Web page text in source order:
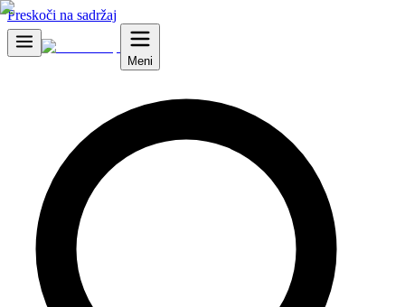
Preskoči na sadržaj
Meni